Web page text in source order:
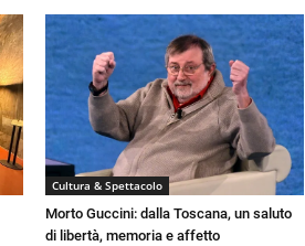
Cultura & Spettacolo
Morto Guccini: dalla Toscana, un saluto
di libertà, memoria e affetto